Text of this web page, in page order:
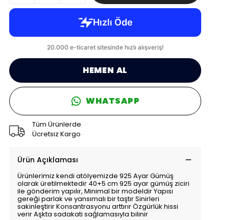
HEMEN AL
WHATSAPP
Tüm Ürünlerde
Ücretsiz Kargo
Ürün Açıklaması
Ürünlerimiz kendi atölyemizde 925 Ayar Gümüş
olarak üretilmektedir 40+5 cm 925 ayar gümüş ziciri
ile gönderim yapılır, Minimal bir modeldir Yapısı
gereği parlak ve yansımalı bir taştır Sinirleri
sakinleştirir Konsantrasyonu arttırır Özgürlük hissi
verir Aşkta sadakati sağlamasıyla bilinir